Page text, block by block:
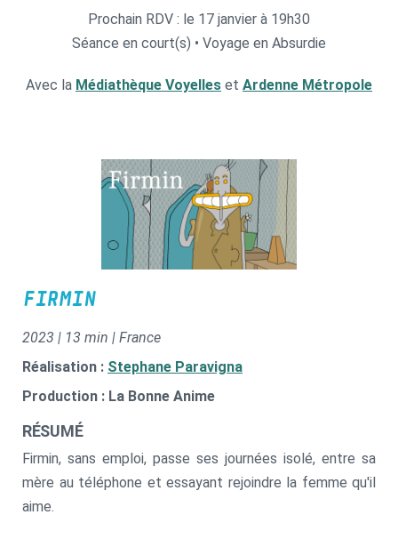
Prochain RDV : le 17 janvier à 19h30
Séance en court(s) • Voyage en Absurdie
Avec la Médiathèque Voyelles et Ardenne Métropole
FIRMIN
2023 | 13 min | France
Réalisation : Stephane Paravigna
Production : La Bonne Anime
RÉSUMÉ
Firmin, sans emploi, passe ses journées isolé, entre sa
mère au téléphone et essayant rejoindre la femme qu'il
aime.